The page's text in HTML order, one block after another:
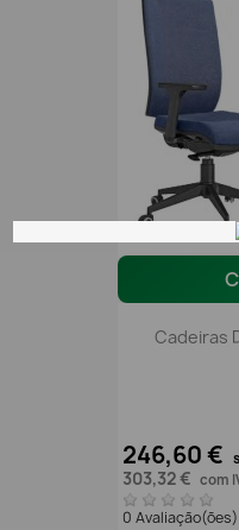
Cadeiras
246,60 €
303,32 € com
0 Avaliação(ões)